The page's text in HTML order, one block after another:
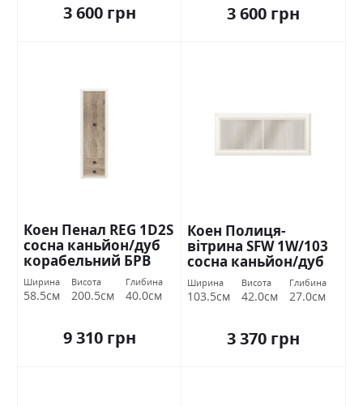
3 600 грн 3 600 грн
Коен Пенал REG 1D2S
сосна каньйон/дуб
корабельний БРВ
Україна
Ширина
58.5см
Висота
200.5см
Глибина
40.0см
9 310 грн
Коен Полиця-
вітрина SFW 1W/103
сосна каньйон/дуб
корабельний БРВ
Україна
Ширина
103.5см
Висота
42.0см
Глибина
27.0см
3 370 грн